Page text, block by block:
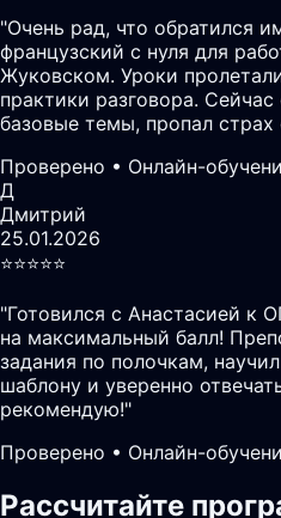
"Очень рад, что обратился
французский с нуля для
Жуковском. Уроки
практики разговора.
базовые темы, пропал
Проверено • Онлайн-
Д
Дмитрий
25.01.2026
⭐️⭐️⭐️⭐️⭐️
"Готовился с Анастасией к
на максимальный балл!
задания по полочкам,
шаблону и уверенно
рекомендую!"
Проверено • Онлайн-
Рассчитайте